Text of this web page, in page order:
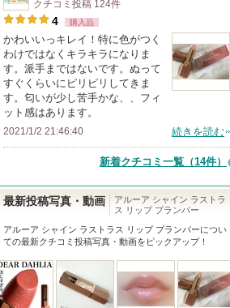
クチコミ投稿 124件
4 購入品
かわいいっキレイ！特に色がつく
わけではなくキラキラになりま
す。派手まではないです。ぬって
すぐくらいにピリピリしてきま
す。匂いが少し苦手かな、、フィ
ット感はあります。
2021/1/2 21:46:40 続きを読む
新着クチコミ一覧 （14件）
最新投稿写真・動画
アルーア シャイン ラストラ
ス リップ プランパー
アルーア シャイン ラストラス リップ プランパーについ
ての最新クチコミ投稿写真・動画をピックアップ！